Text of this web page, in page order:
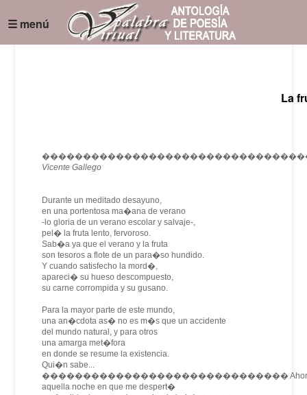
☰ menú
La
Vicente Gallego
Durante un meditado desayuno,
en una portentosa ma�ana de verano
-lo gloria de un verano escolar y salvaje-,
pel� la fruta lento, fervoroso.
Sab�a ya que el verano y la fruta
son tesoros a flote de un para�so hundido.
Y cuando satisfecho la mord�,
apareci� su hueso descompuesto,
su carne corrompida y su gusano.
Para la mayor parte de este mundo,
una an�cdota as� no es m�s que un accidente
del mundo natural, y para otros
una amarga met�fora
en donde se resume la existencia.
Qui�n sabe...
������������������������������ Ahora
aquella noche en que me despert�